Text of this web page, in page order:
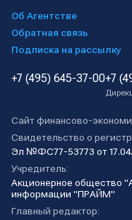
Об Агентстве
Обратная связь
Подписка на рассылку
+7 (495) 645-37-00+7
Сайт финансово-
Свидетельство о
Эл №ФС77-53773 от
Учредитель:
Акционерное общество
информации "ПРАЙМ"
Главный редактор: